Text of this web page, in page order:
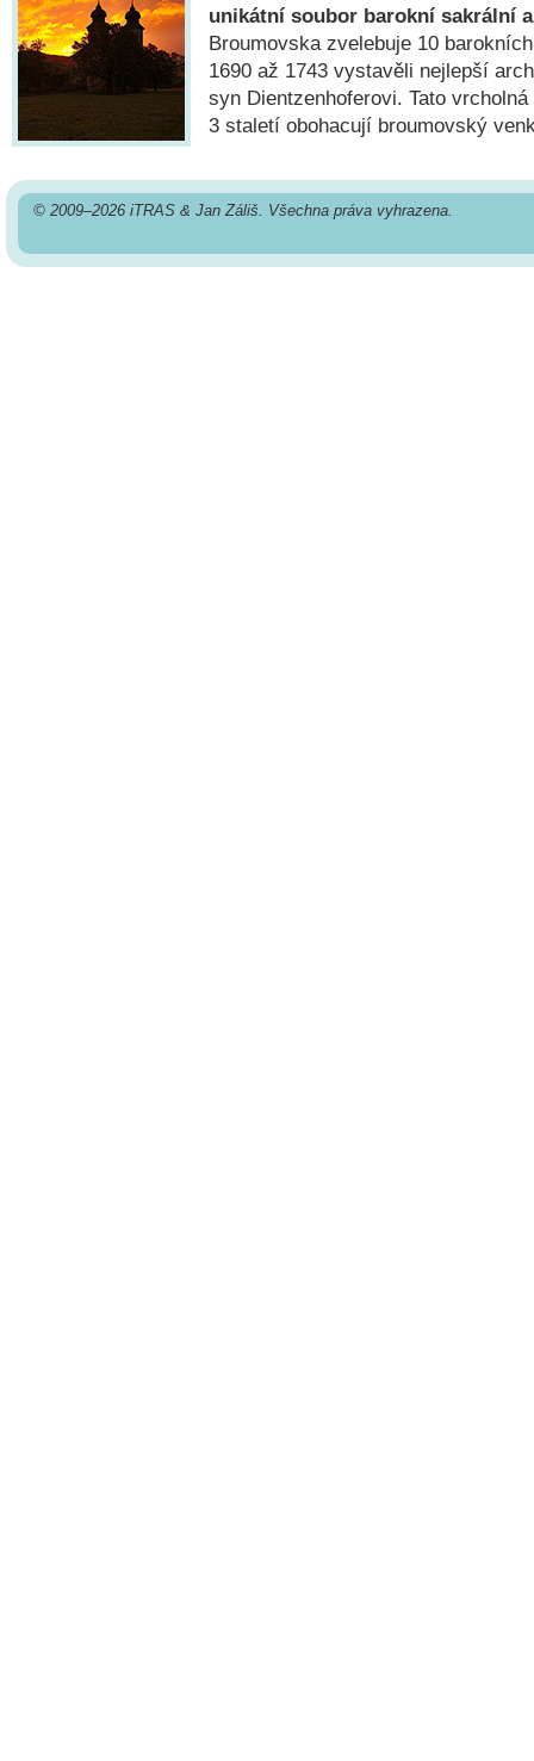
unikátní soubor barokní sakrální
Broumovska zvelebuje 10
1690 až 1743 vystavěli nejlepší
syn Dientzenhoferovi. Tato
3 staletí obohacují broumovský
© 2009–2026 iTRAS & Jan Záliš. Všechna práva vyhrazena.